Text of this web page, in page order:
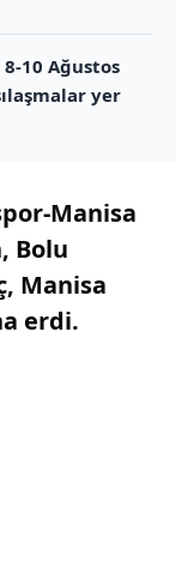
10 Ağustos
yer
Manisa
Bolu
Manisa
erdi.